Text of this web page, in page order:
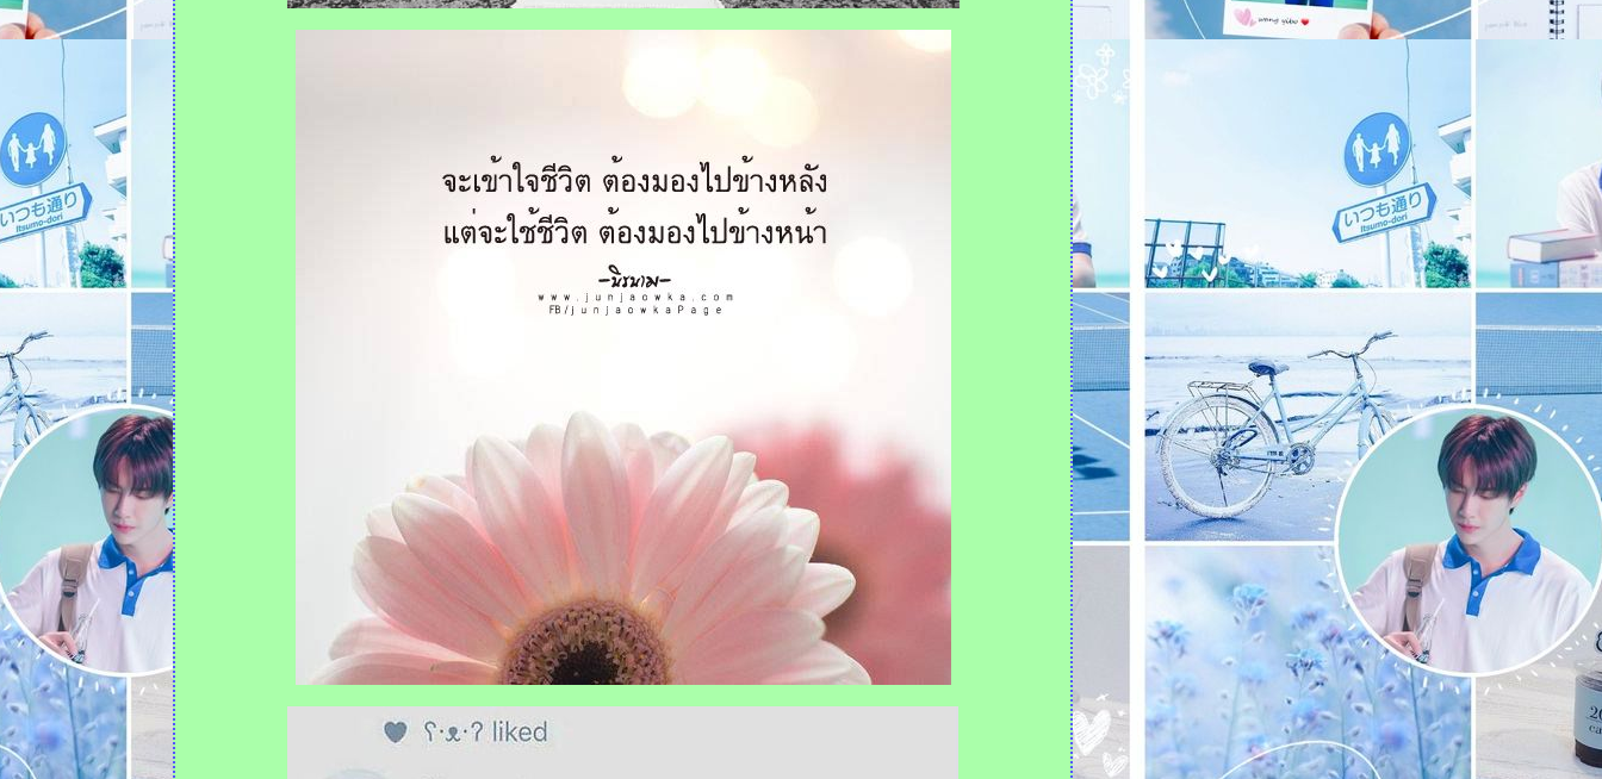
Quotes คำคม (3)
มรดกธรรม คำพุทธทาส | รัก |
คำเทศนา แผนชีวิตเพื่อชีวิต
(สุภาษิต 16:1)
ธรรมะที่แม่บันทึก (16)
ข้อคิดจากหนังสือ "เสียง
หัวเราะเรียกความโชคดี"
คำเทศนา ทำไมคุณถึงกลัว?
(มาระโก 4:35-41)
คำเทศนา เราจะยืนหยัด
ท่ามกลางกระแสสังคมได้
อย่างไร (ดาเนียล 1:1-21)
ธรรมะที่แม่บันทึก (15)
ธรรมะที่แม่บันทึก (14)
ธรรมะที่แม่บันทึก (13)
ธรรมะที่แม่บันทึก (12)
ธรรมะที่แม่บันทึก (11)
ธรรมะที่แม่บันทึก (10)